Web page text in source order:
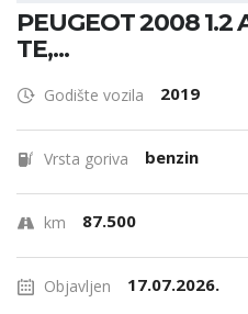
PEUGEOT 2008 1.2
TE,...
Godište vozila 2019
Vrsta goriva benzin
km 87.500
Objavljen 17.07.2026.